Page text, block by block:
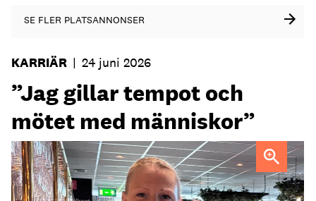
SE FLER PLATSANNONSER
KARRIÄR | 24 juni 2026
”Jag gillar tempot och
mötet med människor”
Maria Norberg, ny general manager på Skogshem & Wijk